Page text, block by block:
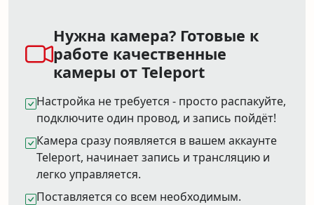
Нужна камера? Готовые к
работе качественные
камеры от Teleport
Настройка не требуется - просто распакуйте,
подключите один провод, и запись пойдёт!
Камера сразу появляется в вашем аккаунте
Teleport, начинает запись и трансляцию и
легко управляется.
Поставляется со всем необходимым.